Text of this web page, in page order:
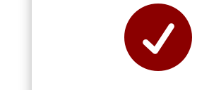
